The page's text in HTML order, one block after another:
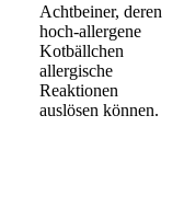
Achtbeiner, deren
hoch-allergene
Kotbällchen
allergische
Reaktionen
auslösen können.